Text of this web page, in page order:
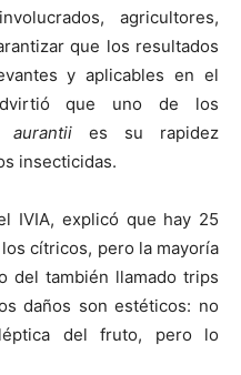
agricultores,
que los resultados
y aplicables en el
que uno de los
aurantii es su rapidez
insecticidas.
IVIA, explicó que hay 25
cítricos, pero la mayoría
del también llamado trips
daños son estéticos: no
del fruto, pero lo